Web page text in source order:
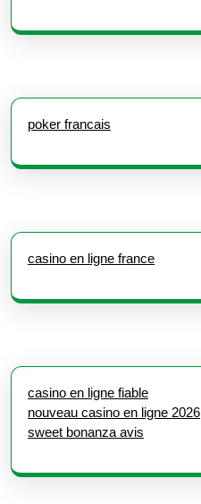
poker francais
casino en ligne france
casino en ligne fiable
nouveau casino en ligne 2026
sweet bonanza avis